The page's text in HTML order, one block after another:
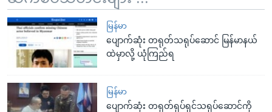
မြန်မာ
ပျောက်ဆုံး တရုတ်သရုပ်ဆောင် မြန်မာနယ်
ထဲမှာလို့ ယုံကြည်ရ
မြန်မာ
ပျောက်ဆုံး တရုတ်ရုပ်ရှင်သရုပ်ဆောင်ကို